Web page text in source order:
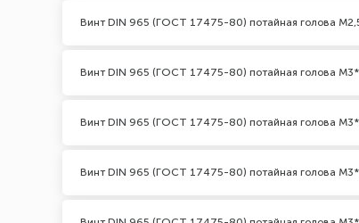
Винт DIN 965 (ГОСТ 17475-80) потайная голова
Винт DIN 965 (ГОСТ 17475-80) потайная голова
Винт DIN 965 (ГОСТ 17475-80) потайная голова
Винт DIN 965 (ГОСТ 17475-80) потайная голова